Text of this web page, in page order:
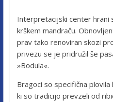
Interpretacijski center hrani
krškem mandraču.
prav tako renoviran skozi
privezu se je pridružil še
»Bodula«.
Bragoci so specifična
ki so tradicijo prevzeli od